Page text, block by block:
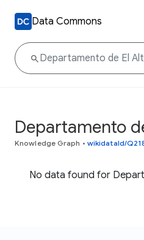
Data Commons
Departamento
Knowledge Graph • wikidataId/
No data found for